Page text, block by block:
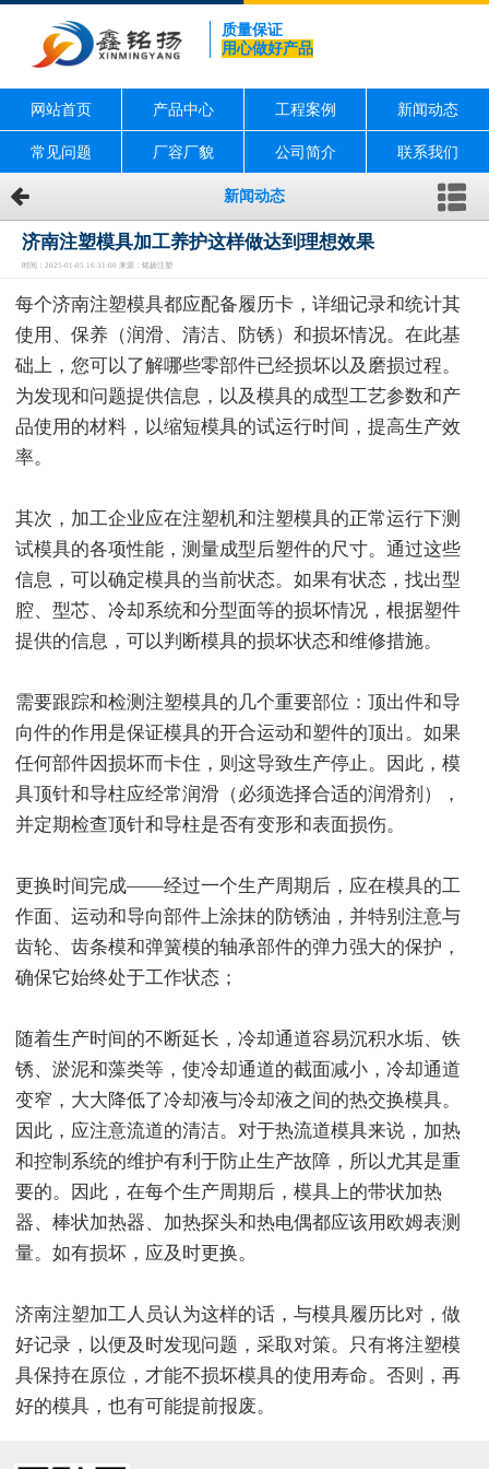
质量保证
用心做好产品
网站首页 产品中心 工程案例 新闻动态
常见问题 厂容厂貌 公司简介 联系我们
新闻动态
济南注塑模具加工养护这样做达到理想效果
时间：2025-01-05 16:31:00 来源：铭扬注塑
每个济南注塑模具都应配备履历卡，详细记录和统计其
使用、保养（润滑、清洁、防锈）和损坏情况。在此基
础上，您可以了解哪些零部件已经损坏以及磨损过程。
为发现和问题提供信息，以及模具的成型工艺参数和产
品使用的材料，以缩短模具的试运行时间，提高生产效
率。
其次，加工企业应在注塑机和注塑模具的正常运行下测
试模具的各项性能，测量成型后塑件的尺寸。通过这些
信息，可以确定模具的当前状态。如果有状态，找出型
腔、型芯、冷却系统和分型面等的损坏情况，根据塑件
提供的信息，可以判断模具的损坏状态和维修措施。
需要跟踪和检测注塑模具的几个重要部位：顶出件和导
向件的作用是保证模具的开合运动和塑件的顶出。如果
任何部件因损坏而卡住，则这导致生产停止。因此，模
具顶针和导柱应经常润滑（必须选择合适的润滑剂），
并定期检查顶针和导柱是否有变形和表面损伤。
更换时间完成——经过一个生产周期后，应在模具的工
作面、运动和导向部件上涂抹的防锈油，并特别注意与
齿轮、齿条模和弹簧模的轴承部件的弹力强大的保护，
确保它始终处于工作状态；
随着生产时间的不断延长，冷却通道容易沉积水垢、铁
锈、淤泥和藻类等，使冷却通道的截面减小，冷却通道
变窄，大大降低了冷却液与冷却液之间的热交换模具。
因此，应注意流道的清洁。对于热流道模具来说，加热
和控制系统的维护有利于防止生产故障，所以尤其是重
要的。因此，在每个生产周期后，模具上的带状加热
器、棒状加热器、加热探头和热电偶都应该用欧姆表测
量。如有损坏，应及时更换。
济南注塑加工人员认为这样的话，与模具履历比对，做
好记录，以便及时发现问题，采取对策。只有将注塑模
具保持在原位，才能不损坏模具的使用寿命。否则，再
好的模具，也有可能提前报废。